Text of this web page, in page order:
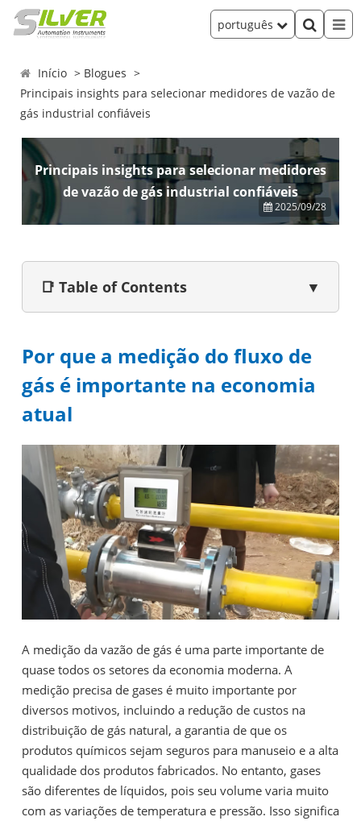
português
Início
Blogues
Principais insights para selecionar medidores de vazão de
gás industrial confiáveis
Principais insights para selecionar medidores
de vazão de gás industrial confiáveis
2025/09/28
📑 Table of Contents ▼
Por que a medição do fluxo de
gás é importante na economia
atual
A medição da vazão de gás é uma parte importante de
quase todos os setores da economia moderna. A
medição precisa de gases é muito importante por
diversos motivos, incluindo a redução de custos na
distribuição de gás natural, a garantia de que os
produtos químicos sejam seguros para manuseio e a alta
qualidade dos produtos fabricados. No entanto, gases
são diferentes de líquidos, pois seu volume varia muito
com as variações de temperatura e pressão. Isso significa